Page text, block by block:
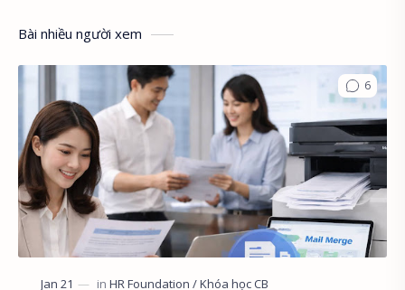
English for HR
Bài nhiều người xem